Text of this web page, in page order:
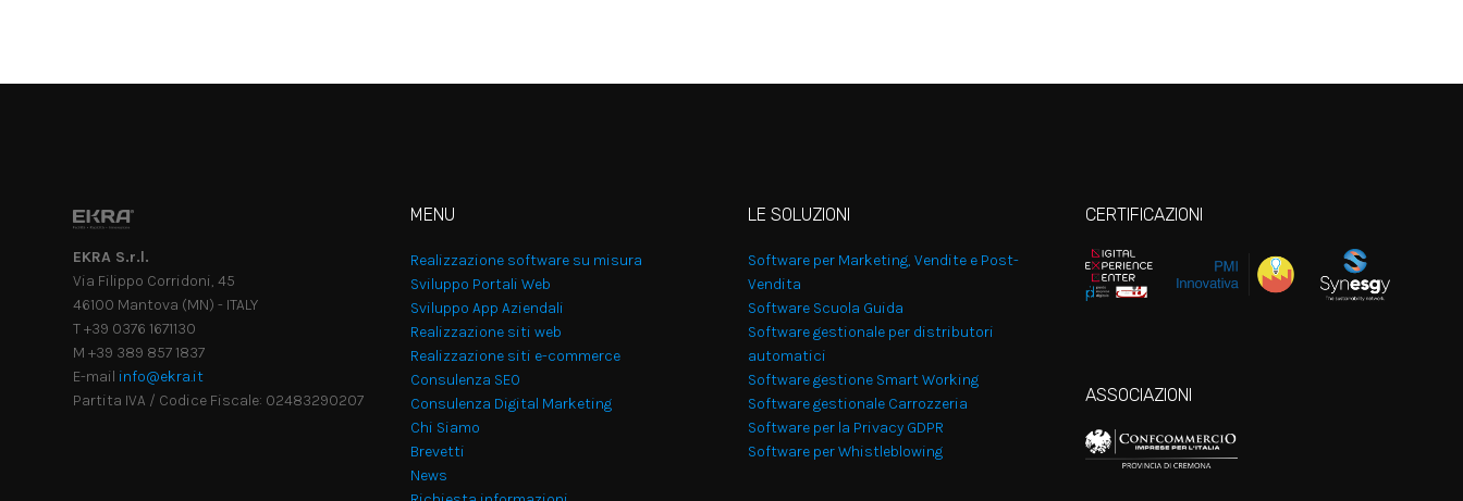
EKRA S.r.l.
Via Filippo Corridoni, 45
46100 Mantova (MN) - ITALY
T +39 0376 1671130
M +39 389 857 1837
E-mail info@ekra.it
Partita IVA / Codice Fiscale: 02483290207
MENU
Realizzazione software su misura
Sviluppo Portali Web
Sviluppo App Aziendali
Realizzazione siti web
Realizzazione siti e-commerce
Consulenza SEO
Consulenza Digital Marketing
Chi Siamo
Brevetti
News
LE SOLUZIONI
Software per Marketing, Vendite e Post-
Vendita
Software Scuola Guida
Software gestionale per distributori
automatici
Software gestione Smart Working
Software gestionale Carrozzeria
Software per la Privacy GDPR
Software per Whistleblowing
CERTIFICAZIONI
ASSOCIAZIONI